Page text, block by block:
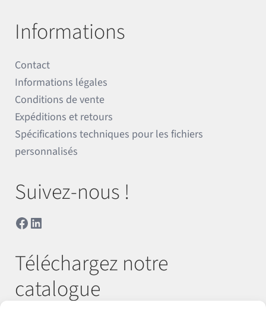
Informations
Contact
Informations légales
Conditions de vente
Expéditions et retours
Spécifications techniques pour les fichiers
personnalisés
Suivez-nous !
Facebook
LinkedIn
Téléchargez notre
catalogue